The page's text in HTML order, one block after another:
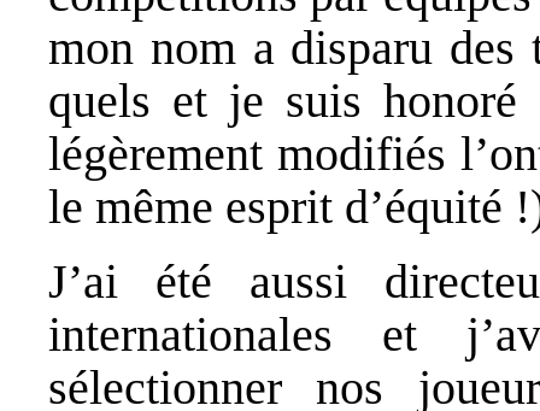
mon nom a disparu des
quels et je suis
légèrement modifiés
le même esprit d’équité
J’ai été aussi
internationales et
sélectionner nos